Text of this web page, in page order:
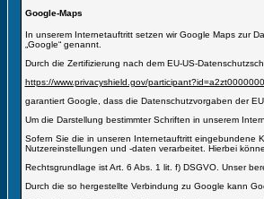
Google-Maps
In unserem Internetauftritt setzen wir Google Maps zur
„Google“ genannt.
Durch die Zertifizierung nach dem EU-US-
https://www.privacyshield.gov/
garantiert Google, dass die Datenschutzvorgaben der
Um die Darstellung bestimmter Schriften in unserem
Sofern Sie die in unseren Internetauftritt eingebundene
Nutzereinstellungen und -daten verarbeitet. Hierbei
Rechtsgrundlage ist Art. 6 Abs. 1 lit. f) DSGVO. Unser
Durch die so hergestellte Verbindung zu Google kann